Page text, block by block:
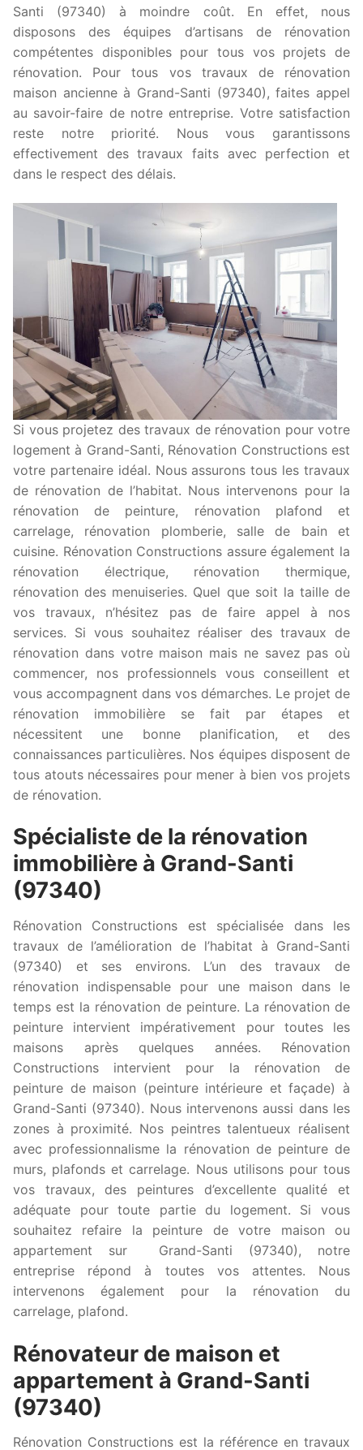
Santi (97340) à moindre coût. En effet, nous
disposons des équipes d’artisans de rénovation
compétentes disponibles pour tous vos projets de
rénovation. Pour tous vos travaux de rénovation
maison ancienne à Grand-Santi (97340), faites appel
au savoir-faire de notre entreprise. Votre satisfaction
reste notre priorité. Nous vous garantissons
effectivement des travaux faits avec perfection et
dans le respect des délais.
Si vous projetez des travaux de rénovation pour votre
logement à Grand-Santi, Rénovation Constructions est
votre partenaire idéal. Nous assurons tous les travaux
de rénovation de l’habitat. Nous intervenons pour la
rénovation de peinture, rénovation plafond et
carrelage, rénovation plomberie, salle de bain et
cuisine. Rénovation Constructions assure également la
rénovation électrique, rénovation thermique,
rénovation des menuiseries. Quel que soit la taille de
vos travaux, n’hésitez pas de faire appel à nos
services. Si vous souhaitez réaliser des travaux de
rénovation dans votre maison mais ne savez pas où
commencer, nos professionnels vous conseillent et
vous accompagnent dans vos démarches. Le projet de
rénovation immobilière se fait par étapes et
nécessitent une bonne planification, et des
connaissances particulières. Nos équipes disposent de
tous atouts nécessaires pour mener à bien vos projets
de rénovation.
Spécialiste de la rénovation
immobilière à Grand-Santi
(97340)
Rénovation Constructions est spécialisée dans les
travaux de l’amélioration de l’habitat à Grand-Santi
(97340) et ses environs. L’un des travaux de
rénovation indispensable pour une maison dans le
temps est la rénovation de peinture. La rénovation de
peinture intervient impérativement pour toutes les
maisons après quelques années. Rénovation
Constructions intervient pour la rénovation de
peinture de maison (peinture intérieure et façade) à
Grand-Santi (97340). Nous intervenons aussi dans les
zones à proximité. Nos peintres talentueux réalisent
avec professionnalisme la rénovation de peinture de
murs, plafonds et carrelage. Nous utilisons pour tous
vos travaux, des peintures d’excellente qualité et
adéquate pour toute partie du logement. Si vous
souhaitez refaire la peinture de votre maison ou
appartement sur Grand-Santi (97340), notre
entreprise répond à toutes vos attentes. Nous
intervenons également pour la rénovation du
carrelage, plafond.
Rénovateur de maison et
appartement à Grand-Santi
(97340)
Rénovation Constructions est la référence en travaux